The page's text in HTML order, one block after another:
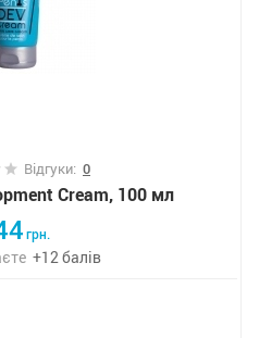
Відгуки: 0
Cream, 100 мл
грн.
+12 балів